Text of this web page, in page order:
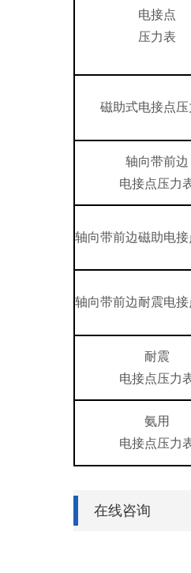
电接点
压力表
磁助式电接点
轴向带前边
电接点压力
轴向带前边磁助电
轴向带前边耐震电
耐震
电接点压力
氨用
电接点压力
在线咨询